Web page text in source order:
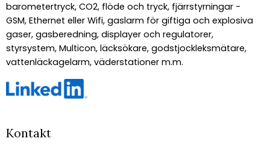
barometertryck, CO2, flöde och tryck, fjärrstyrningar -
GSM, Ethernet eller Wifi, gaslarm för giftiga och explosiva
gaser, gasberedning, displayer och regulatorer,
styrsystem, Multicon, läcksökare, godstjockleksmätare,
vattenläckagelarm, väderstationer m.m.
Kontakt